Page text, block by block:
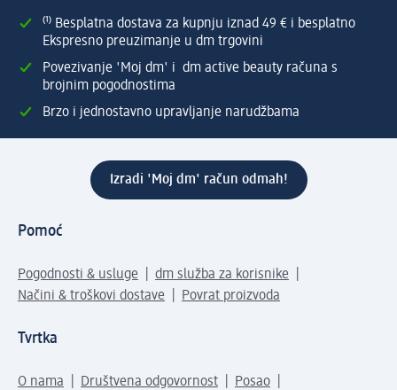
⁽¹⁾ Besplatna dostava za kupnju iznad 49 € i besplatno
Ekspresno preuzimanje u dm trgovini
Povezivanje 'Moj dm' i dm active beauty računa s
brojnim pogodnostima
Brzo i jednostavno upravljanje narudžbama
Izradi 'Moj dm' račun odmah!
Pomoć
Pogodnosti & usluge
dm služba za korisnike
Načini & troškovi dostave
Povrat proizvoda
Tvrtka
O nama Društvena odgovornost
Posao